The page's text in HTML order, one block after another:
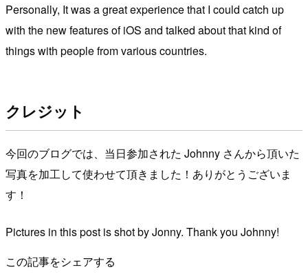
Personally, It was a great experience that I could catch up
with the new features of iOS and talked about that kind of
things with people from various countries.
クレジット
今回のブログでは、当日参加された Johnny さんから頂いた
写真を加工して使わせて頂きました！ありがとうございま
す！
Pictures in this post is shot by Jonny. Thank you Johnny!
この記事をシェアする